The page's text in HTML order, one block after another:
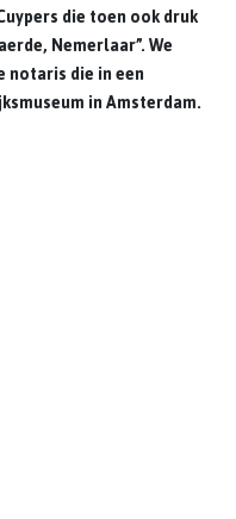
die toen ook druk
Nemerlaar”. We
notaris die in een
in Amsterdam.